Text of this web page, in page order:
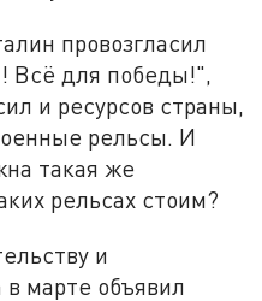
провозгласил
Всё для победы!",
и ресурсов страны,
рельсы. И
такая же
рельсах стоим?
и
в марте объявил